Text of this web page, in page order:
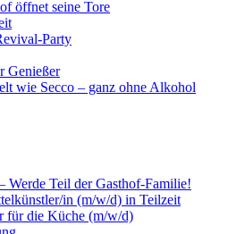
öffnet seine Tore
Party
Genießer
wie Secco – ganz ohne Alkohol
Werde Teil der Gasthof-Familie!
in (m/w/d) in Teilzeit
für die Küche (m/w/d)